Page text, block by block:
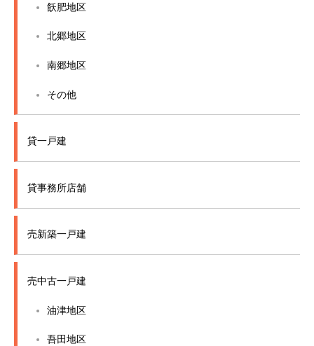
飫肥地区
北郷地区
南郷地区
その他
貸一戸建
貸事務所店舗
売新築一戸建
売中古一戸建
油津地区
吾田地区